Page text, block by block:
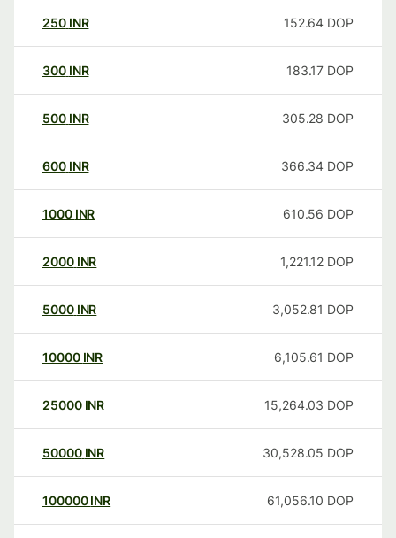
250 INR 152.64 DOP
300 INR 183.17 DOP
500 INR 305.28 DOP
600 INR 366.34 DOP
1000 INR 610.56 DOP
2000 INR 1,221.12 DOP
5000 INR 3,052.81 DOP
10000 INR 6,105.61 DOP
25000 INR 15,264.03 DOP
50000 INR 30,528.05 DOP
100000 INR 61,056.10 DOP